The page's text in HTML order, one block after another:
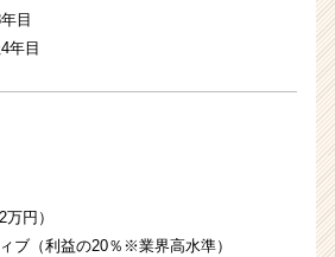
目
年目
円）
ブ（利益の20％※業界高水準）